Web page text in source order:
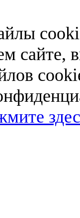
сайте,